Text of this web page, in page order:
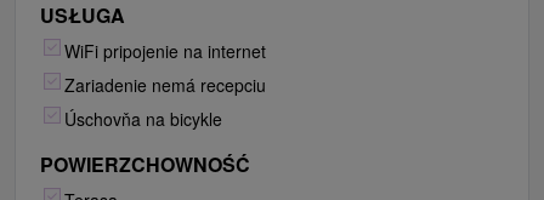
USŁUGA
WiFi pripojenie na internet
Zariadenie nemá recepciu
Úschovňa na bicykle
POWIERZCHOWNOŚĆ